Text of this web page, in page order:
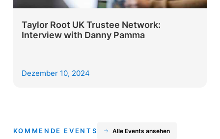
Taylor Root UK Trustee Network:
Interview with Danny Pamma
Dezember 10, 2024
KOMMENDE EVENTS Alle Events ansehen